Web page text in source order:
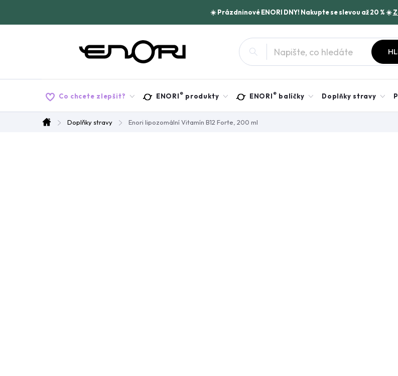
na
☀️ Prázdninové ENORI DNY! Nakupte se slevou až 20 % ☀️
Co chcete zlepšit? ENORI ® produkty ENORI ® balíčky Doplňky stravy
Domů
Doplňky stravy Enori lipozomální Vitamín B12 Forte, 200 ml